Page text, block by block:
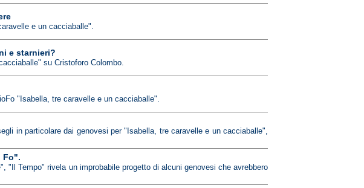
e un cacciaballe".
e starnieri?
su Cristoforo Colombo.
"Isabella, tre caravelle e un cacciaballe".
in particolare dai genovesi per "Isabella, tre caravelle e un cacciaballe",
Fo".
Tempo" rivela un improbabile progetto di alcuni genovesi che avrebbero